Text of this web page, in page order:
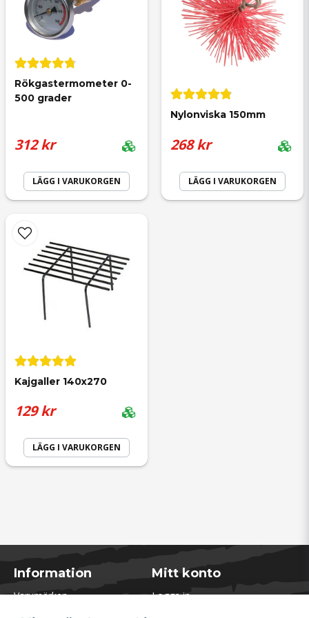
Rökgastermometer 0-
500 grader
312 kr
LÄGG I VARUKORGEN
Nylonviska 150mm
268 kr
LÄGG I VARUKORGEN
Kajgaller 140x270
129 kr
LÄGG I VARUKORGEN
Information
Varumärken
Mitt konto
Logga in